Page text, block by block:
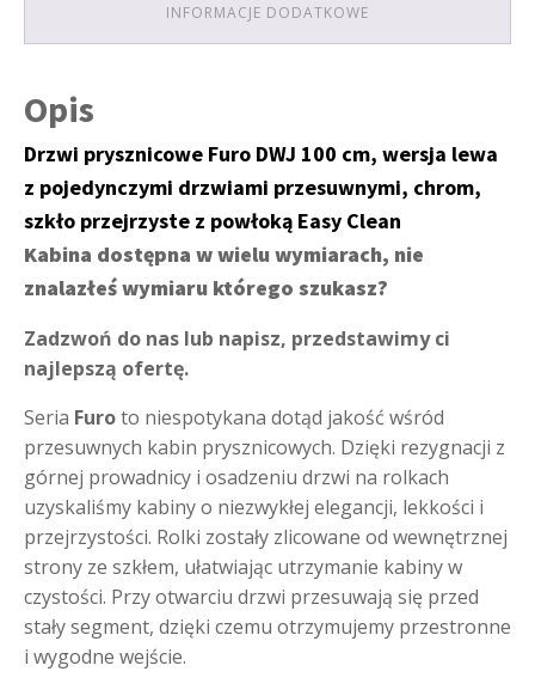
INFORMACJE DODATKOWE
Opis
Drzwi prysznicowe Furo DWJ 100 cm, wersja lewa
z pojedynczymi drzwiami przesuwnymi, chrom,
szkło przejrzyste z powłoką Easy Clean
Kabina dostępna w wielu wymiarach, nie
znalazłeś wymiaru którego szukasz?
Zadzwoń do nas lub napisz, przedstawimy ci
najlepszą ofertę.
Seria Furoto niespotykana dotąd jakość wśród
przesuwnych kabin prysznicowych. Dzięki rezygnacji z
górnej prowadnicy i osadzeniu drzwi na rolkach
uzyskaliśmy kabiny o niezwykłej elegancji, lekkości i
przejrzystości. Rolki zostały zlicowane od wewnętrznej
strony ze szkłem, ułatwiając utrzymanie kabiny w
czystości. Przy otwarciu drzwi przesuwają się przed
stały segment, dzięki czemu otrzymujemy przestronne
i wygodne wejście.